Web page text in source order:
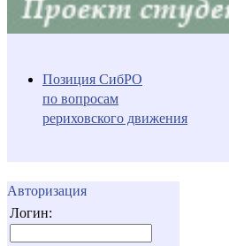
Позиция СибРО
по вопросам
рериховского движения
Авторизация
Логин: